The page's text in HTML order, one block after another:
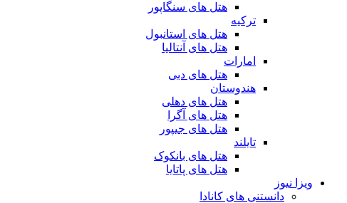
هتل های سنگاپور
ترکیه
هتل های استانبول
هتل های آنتالیا
امارات
هتل های دبی
هندوستان
هتل های دهلی
هتل های آگرا
هتل های جیپور
تایلند
هتل های بانکوک
هتل های پاتایا
ویزا نیوز
دانستنی های کانادا